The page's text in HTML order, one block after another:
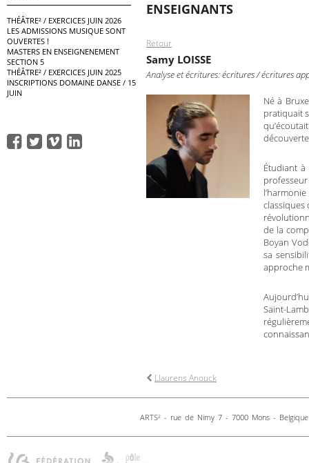
THÉÂTRE² / EXERCICES JUIN 2026
LES ADMISSIONS MUSIQUE SONT
OUVERTES !
MASTERS EN ENSEIGNENEMENT
SECTION 5
THÉÂTRE² / EXERCICES JUIN 2025
INSCRIPTIONS DOMAINE DANSE / 15
JUIN
ENSEIGNANTS
Retour
Samy LOISSE
Analyse et écritures: écritures / écritures
Né à
pratiquait
Étudiant à
classiques
de la
Boyan
sa
approche
Saint-
Llaurens Anouck
ARTS2 - rue de Nimy 7 - 7000 Mons -